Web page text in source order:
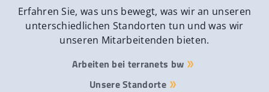
Externe Medien erlauben
Erfahren Sie, was uns bewegt, was wir an unseren
unterschiedlichen Standorten tun und was wir
unseren Mitarbeitenden bieten.
Arbeiten bei terranets bw
Unsere Standorte